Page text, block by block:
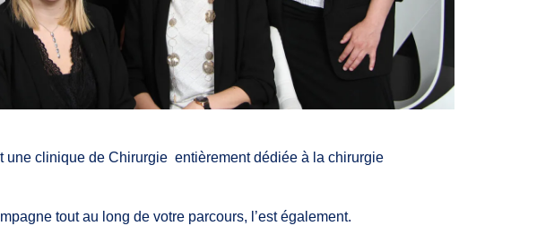
une clinique de Chirurgie entièrement dédiée à la chirurgie
tout au long de votre parcours, l’est également.